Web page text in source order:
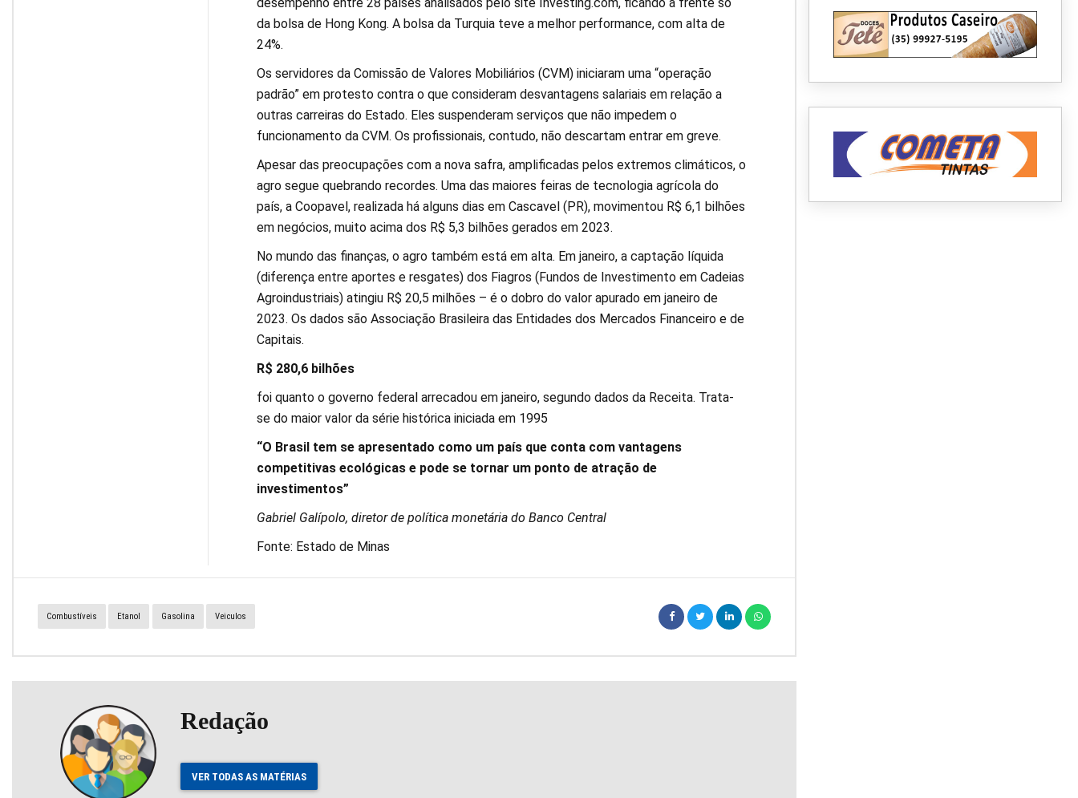
da bolsa de Hong Kong. A bolsa da Turquia teve a melhor performance, com alta de
24%.
Os servidores da Comissão de Valores Mobiliários (CVM) iniciaram uma “operação
padrão” em protesto contra o que consideram desvantagens salariais em relação a
outras carreiras do Estado. Eles suspenderam serviços que não impedem o
funcionamento da CVM. Os profissionais, contudo, não descartam entrar em greve.
Apesar das preocupações com a nova safra, amplificadas pelos extremos climáticos, o
agro segue quebrando recordes. Uma das maiores feiras de tecnologia agrícola do
país, a Coopavel, realizada há alguns dias em Cascavel (PR), movimentou R$ 6,1 bilhões
em negócios, muito acima dos R$ 5,3 bilhões gerados em 2023.
No mundo das finanças, o agro também está em alta. Em janeiro, a captação líquida
(diferença entre aportes e resgates) dos Fiagros (Fundos de Investimento em Cadeias
Agroindustriais) atingiu R$ 20,5 milhões – é o dobro do valor apurado em janeiro de
2023. Os dados são Associação Brasileira das Entidades dos Mercados Financeiro e de
Capitais.
R$ 280,6 bilhões
foi quanto o governo federal arrecadou em janeiro, segundo dados da Receita. Trata-
se do maior valor da série histórica iniciada em 1995
“O Brasil tem se apresentado como um país que conta com vantagens
competitivas ecológicas e pode se tornar um ponto de atração de
investimentos”
Gabriel Galípolo, diretor de política monetária do Banco Central
Fonte: Estado de Minas
Combustíveis Etanol Gasolina Veiculos
Redação
VER TODAS AS MATÉRIAS